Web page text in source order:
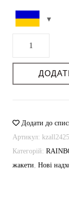
Склад: 100%
Догляд: Ручне
відбілювати. Без
Підібрати розмір
Можливість
Термін пошиву
long
Додати до
Артикул:
Категорій:
жакети Нові